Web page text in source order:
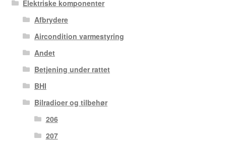
Elektriske komponenter
Afbrydere
Aircondition varmestyring
Andet
Betjening under rattet
BHI
Bilradioer og tilbehør
206
207